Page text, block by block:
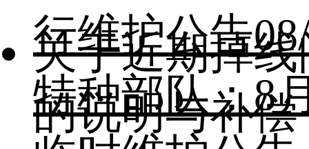
行维护公告
特种部队：8
关于近期掉
的说明与补偿